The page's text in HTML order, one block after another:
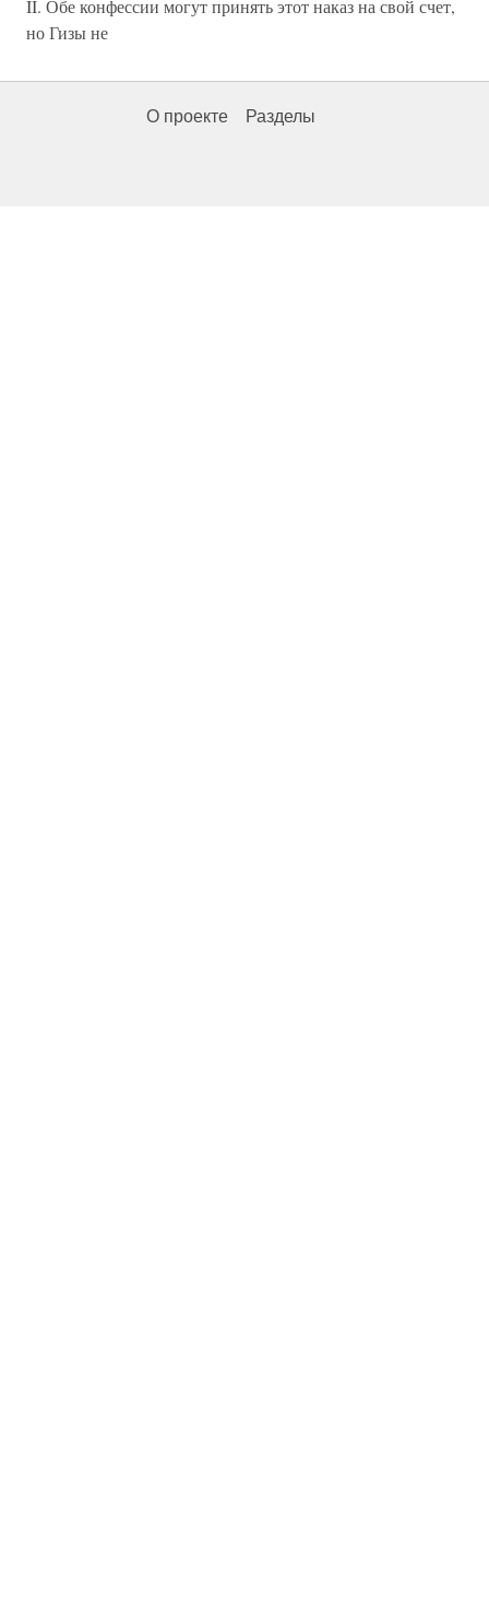
II. Обе конфессии могут принять этот наказ на свой счет,
но Гизы не
О проекте Разделы